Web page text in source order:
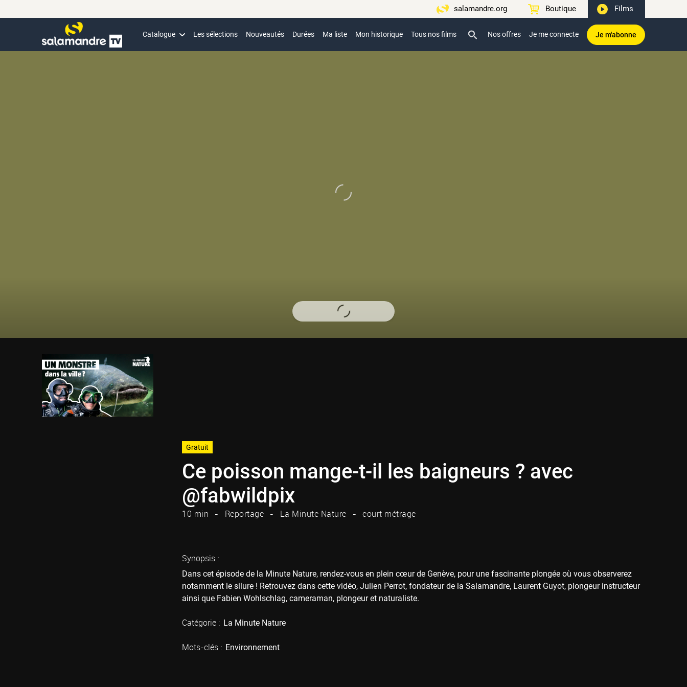
salamandre.org Boutique Films
Catalogue Les sélections Nouveautés Durées Ma liste Mon historique Tous nos films Nos offres Je me connecte Je m'abonne
Gratuit
Ce poisson mange-t-il les baigneurs ? avec
@fabwildpix
10 min Reportage La Minute Nature court métrage
Synopsis :
Dans cet épisode de la Minute Nature, rendez-vous en plein cœur de Genève, pour une fascinante plongée où vous observerez
notamment le silure ! Retrouvez dans cette vidéo, Julien Perrot, fondateur de la Salamandre, Laurent Guyot, plongeur instructeur
ainsi que Fabien Wohlschlag, cameraman, plongeur et naturaliste.
Catégorie : La Minute Nature
Mots-clés : Environnement